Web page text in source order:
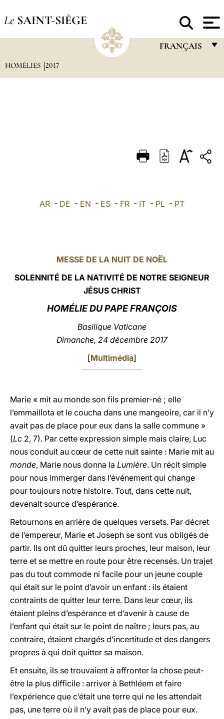
Le SAINT-SIÈGE
FRANÇAIS
DEUTSCH
العربيّة
HOMÉLIES 2017
AR - DE - EN - ES - FR - IT - PL - PT
MESSE DE LA NUIT DE NOËL
SOLENNITÉ DE LA NATIVITÉ DE NOTRE SEIGNEUR
JÉSUS CHRIST
HOMÉLIE DU PAPE FRANÇOIS
Basilique Vaticane
Dimanche, 24 décembre 2017
[Multimédia]
Marie « mit au monde son fils premier-né ; elle
l’emmaillota et le coucha dans une mangeoire, car il n’y
avait pas de place pour eux dans la salle commune »
(Lc 2, 7). Par cette expression simple mais claire, Luc
nous conduit au cœur de cette nuit sainte : Marie mit au
monde, Marie nous donna la Lumière. Un récit simple
pour nous immerger dans l’événement qui change
pour toujours notre histoire. Tout, dans cette nuit,
devenait source d’espérance.
Retournons en arrière de quelques versets. Par décret
de l’empereur, Marie et Joseph se sont vus obligés de
partir. Ils ont dû quitter leurs proches, leur maison, leur
terre et se mettre en route pour être recensés. Un trajet
pas du tout commode ni facile pour un jeune couple
qui était sur le point d’avoir un enfant : ils étaient
contraints de quitter leur terre. Dans leur cœur, ils
étaient pleins d’espérance et d’avenir à cause de
l’enfant qui était sur le point de naître ; leurs pas, au
contraire, étaient chargés d’incertitude et des dangers
propres à qui doit quitter sa maison.
Et ensuite, ils se trouvaient à affronter la chose peut-
être la plus difficile : arriver à Bethléem et faire
l’expérience que c’était une terre qui ne les attendait
pas, une terre où il n’y avait pas de place pour eux.